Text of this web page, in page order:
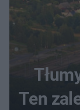
Ten